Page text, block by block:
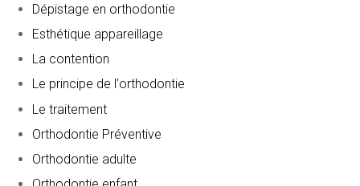
Dépistage en orthodontie
Esthétique appareillage
La contention
Le principe de l'orthodontie
Le traitement
Orthodontie Préventive
Orthodontie adulte